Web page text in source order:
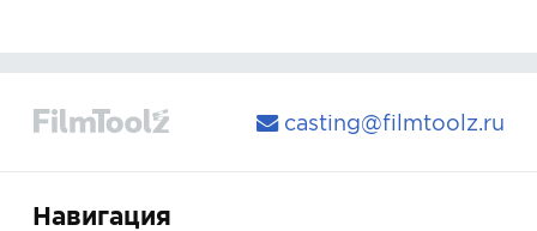
casting@filmtoolz.ru
Навигация